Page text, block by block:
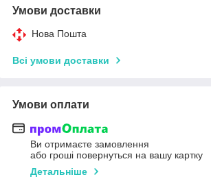
Умови доставки
Нова Пошта
Всі умови доставки
Умови оплати
Ви отримаєте замовлення
або гроші повернуться на вашу картку
Детальніше